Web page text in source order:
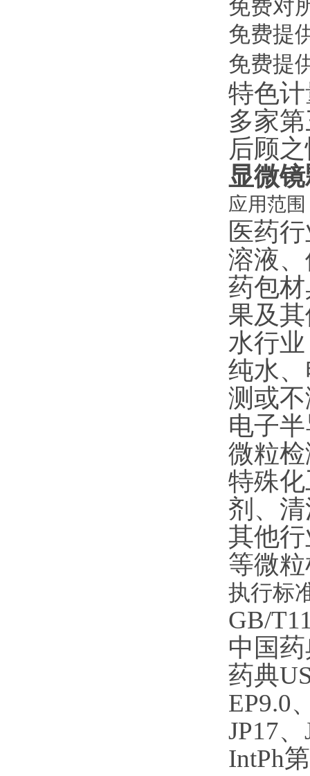
免费对
免费提
免费提
特色
多家
后顾
显微
应用范
医药
溶液
药包
果及
水行
纯水
测或
电子
微粒
特殊
剂、
其他
等微
执行标
GB/
中国
药典
EP9.0
JP17
IntPh